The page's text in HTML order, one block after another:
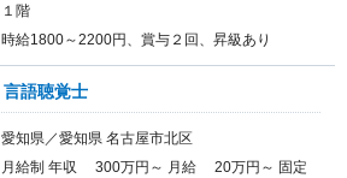
１階
時給1800～2200円、賞与２回、昇級あり
言語聴覚士
愛知県／愛知県 名古屋市北区
月給制 年収 300万円～ 月給 20万円～ 固定